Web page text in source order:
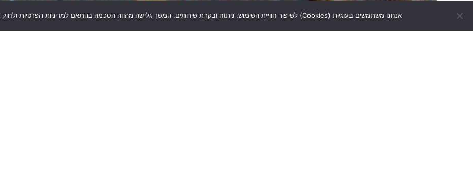
הצהרת נגישות
אנחנו משתמשים בעוגיות (Cookies) לשיפור חוויית השימוש, ניתוח ובקרת שירותים. המשך גלישה מהווה הסכמה בהתאם למדיניות הפרטיות ולחוק הגנת הפרטיות